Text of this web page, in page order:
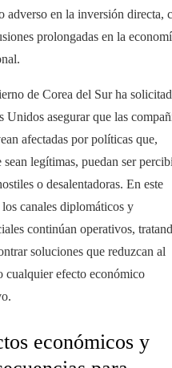
adverso en la inversión directa,
prolongadas en la
de Corea del Sur ha
Unidos asegurar que las
afectadas por políticas que,
sean legítimas, puedan ser
o desalentadoras. En este
canales diplomáticos y
continúan operativos,
soluciones que reduzcan al
cualquier efecto económico
económicos y